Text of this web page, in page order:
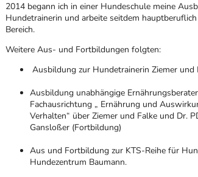
2014 begann ich in einer Hundeschule meine
Hundetrainerin und arbeite seitdem
Bereich.
Weitere Aus- und Fortbildungen folgten:
Ausbildung zur Hundetrainerin Ziemer und
Ausbildung unabhängige
Fachausrichtung „ Ernährung und
Verhalten“ über Ziemer und Falke und Dr.
Gansloßer (Fortbildung)
Aus und Fortbildung zur KTS-Reihe für
Hundezentrum Baumann.